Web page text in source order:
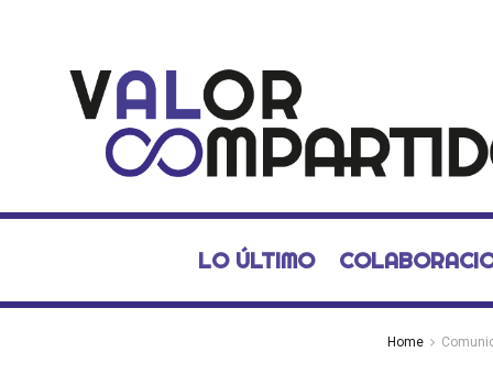
LO ÚLTIMO
Home